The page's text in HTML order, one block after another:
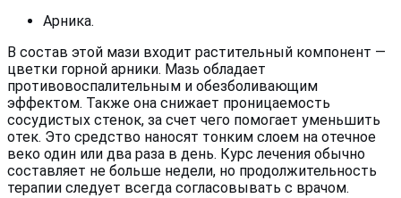
Арника.
В состав этой мази входит растительный компонент —
цветки горной арники. Мазь обладает
противовоспалительным и обезболивающим
эффектом. Также она снижает проницаемость
сосудистых стенок, за счет чего помогает уменьшить
отек. Это средство наносят тонким слоем на отечное
веко один или два раза в день. Курс лечения обычно
составляет не больше недели, но продолжительность
терапии следует всегда согласовывать с врачом.